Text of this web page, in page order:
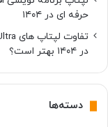
حرفه ای در ۱۴۰۴
در ۱۴۰۴ بهتر است؟
دسته‌ها